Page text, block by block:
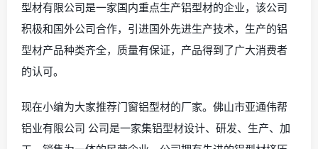
型材有限公司是一家国内重点生产铝型材的企业，该公司
积极和国外公司合作，引进国外先进生产技术，生产的铝
型材产品种类齐全，质量有保证，产品得到了广大消费者
的认可。
现在小编为大家推荐门窗铝型材的厂家。佛山市亚通伟帮
铝业有限公司 公司是一家集铝型材设计、研发、生产、加